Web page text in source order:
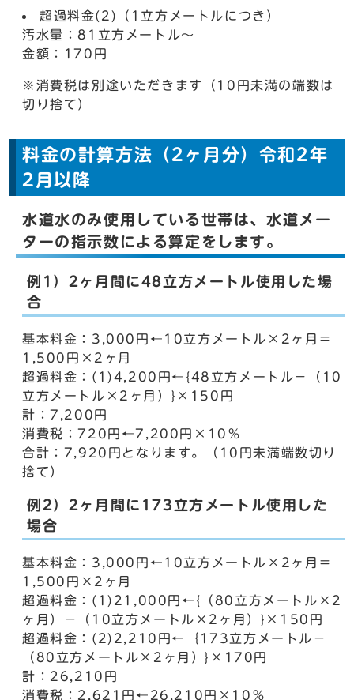
超過料金(2)（1立方メートルにつき）
汚水量：81立方メートル～
金額：170円
※消費税は別途いただきます（10円未満の端数は
切り捨て）
料金の計算方法（2ヶ月分）令和2年
2月以降
水道水のみ使用している世帯は、水道メー
ターの指示数による算定をします。
例1）2ヶ月間に48立方メートル使用した場
合
基本料金：3,000円←10立方メートル×2ヶ月＝
1,500円×2ヶ月
超過料金：(1)4,200円←{48立方メートル－（10
立方メートル×2ヶ月）}×150円
計：7,200円
消費税：720円←7,200円×10％
合計：7,920円となります。（10円未満端数切り
捨て）
例2）2ヶ月間に173立方メートル使用した
場合
基本料金：3,000円←10立方メートル×2ヶ月＝
1,500円×2ヶ月
超過料金：(1)21,000円←{（80立方メートル×2
ヶ月）－（10立方メートル×2ヶ月）}×150円
超過料金：(2)2,210円←｛173立方メートル－
（80立方メートル×2ヶ月）}×170円
計：26,210円
消費税：2,621円←26,210円×10％